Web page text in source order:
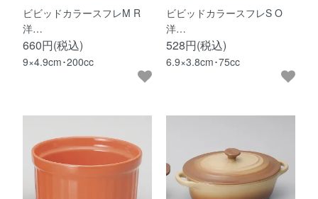
ビビッドカラースフレM R
洋…
660円(税込)
9×4.9cm･200cc
ビビッドカラースフレS O
洋…
528円(税込)
6.9×3.8cm･75cc